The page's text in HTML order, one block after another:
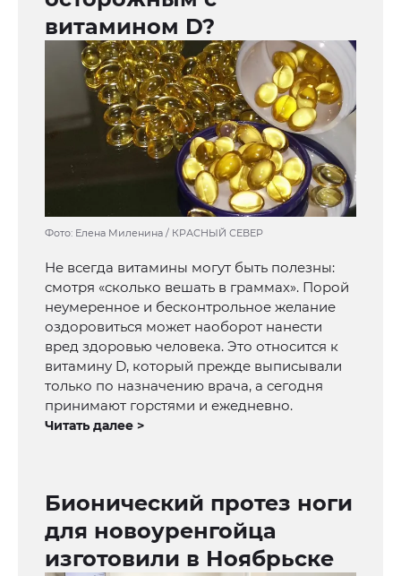
витамином D?
Фото: Елена Миленина / КРАСНЫЙ СЕВЕР
Не всегда витамины могут быть полезны:
смотря «сколько вешать в граммах». Порой
неумеренное и бесконтрольное желание
оздоровиться может наоборот нанести
вред здоровью человека. Это относится к
витамину D, который прежде выписывали
только по назначению врача, а сегодня
принимают горстями и ежедневно.
Читать далее >
Бионический протез ноги
для новоуренгойца
изготовили в Ноябрьске